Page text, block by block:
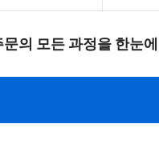
의 모든 과정을 한눈